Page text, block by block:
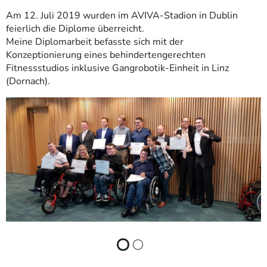
Am 12. Juli 2019 wurden im AVIVA-Stadion in Dublin
feierlich die Diplome überreicht.
Meine Diplomarbeit befasste sich mit der
Konzeptionierung eines behindertengerechten
Fitnessstudios inklusive Gangrobotik-Einheit in Linz
(Dornach).